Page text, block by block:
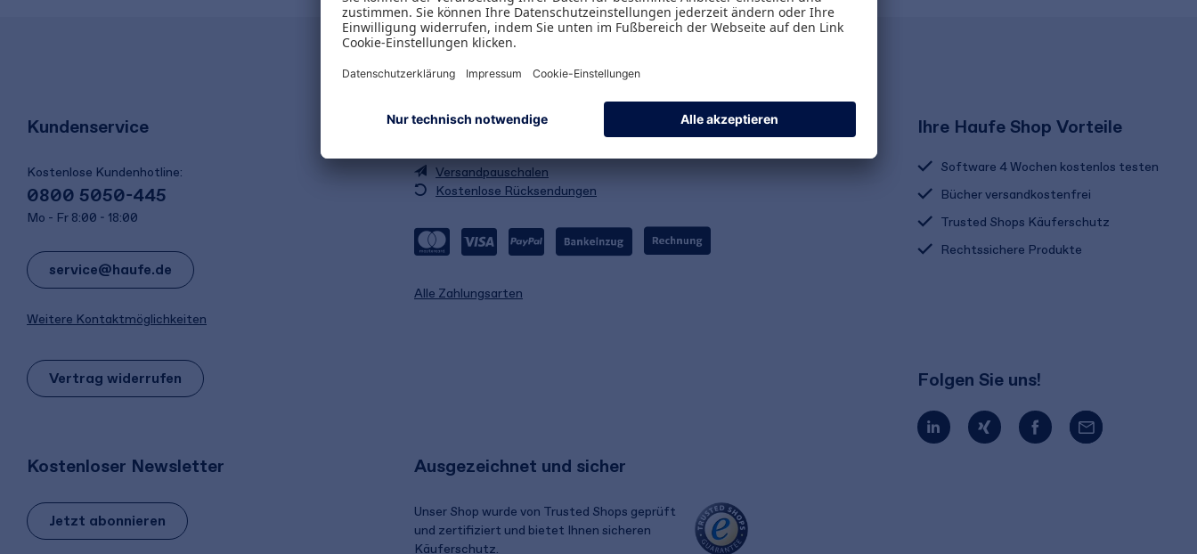
Kundenservice
Kostenlose Kundenhotline:
0800 5050-445
Mo - Fr 8:00 - 18:00
service@haufe.de
Weitere Kontaktmöglichkeiten
Vertrag widerrufen
Versand & Zahlungsarten
Versandpauschalen
Kostenlose Rücksendungen
Alle Zahlungsarten
Kostenloser Newsletter
Jetzt abonnieren
Ausgezeichnet und sicher
Unser Shop wurde von Trusted Shops geprüft
und zertifiziert und bietet Ihnen sicheren
Käuferschutz.
Ihre Haufe Shop Vorteile
Software 4 Wochen kostenlos testen
Bücher versandkostenfrei
Trusted Shops Käuferschutz
Rechtssichere Produkte
Folgen Sie uns!